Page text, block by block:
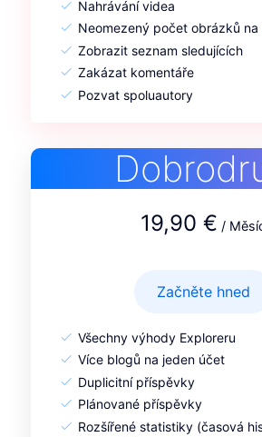
Nahrávání videa
Neomezený počet obrázků
Zobrazit seznam sledujících
Zakázat komentáře
Pozvat spoluautory
19,90 € /
Začněte hned
Všechny výhody Exploreru
Více blogů na jeden účet
Duplicitní příspěvky
Plánované příspěvky
Rozšířené statistiky (časová